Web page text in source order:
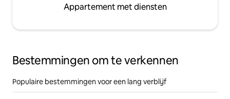
Appartement met diensten
Bestemmingen om te verkennen
Populaire bestemmingen voor een lang verblijf